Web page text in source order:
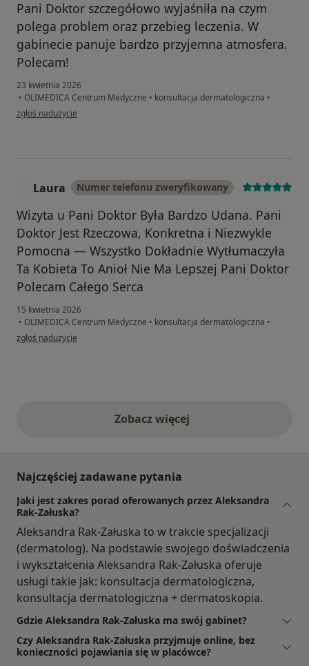
Pani Doktor szczegółowo wyjaśniła na czym
polega problem oraz przebieg leczenia. W
gabinecie panuje bardzo przyjemna atmosfera.
Polecam!
23 kwietnia 2026
• OLIMEDICA Centrum Medyczne • konsultacja dermatologiczna •
w opinii użytkownika Martyna
zgłoś nadużycie
Laura Numer telefonu zweryfikowany
Wizyta u Pani Doktor Była Bardzo Udana. Pani
Doktor Jest Rzeczowa, Konkretna i Niezwykle
Pomocna — Wszystko Dokładnie Wytłumaczyła
Ta Kobieta To Anioł Nie Ma Lepszej Pani Doktor
Polecam Całego Serca
15 kwietnia 2026
• OLIMEDICA Centrum Medyczne • konsultacja dermatologiczna •
w opinii użytkownika Laura
zgłoś nadużycie
Zobacz więcejopinie powyżej
Najczęściej zadawane pytania
Jaki jest zakres porad oferowanych przez Aleksandra
Rak-Załuska?
Aleksandra Rak-Załuska to w trakcie specjalizacji
(dermatolog). Na podstawie swojego doświadczenia
i wykształcenia Aleksandra Rak-Załuska oferuje
usługi takie jak: konsultacja dermatologiczna,
konsultacja dermatologiczna + dermatoskopia.
Gdzie Aleksandra Rak-Załuska ma swój gabinet?
Czy Aleksandra Rak-Załuska przyjmuje online, bez
konieczności pojawiania się w placówce?